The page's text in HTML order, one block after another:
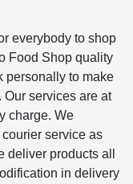
everybody to shop
Food Shop quality
personally to make
services are at
charge. We
service as
products all
in delivery